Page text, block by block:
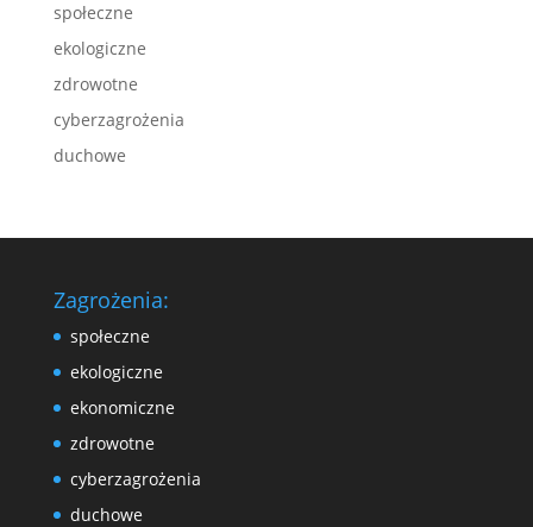
społeczne
ekologiczne
zdrowotne
cyberzagrożenia
duchowe
Zagrożenia:
społeczne
ekologiczne
ekonomiczne
zdrowotne
cyberzagrożenia
duchowe